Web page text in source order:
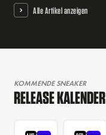
Alle Artikel anzeigen
KOMMENDE SNEAKER
RELEASE KALENDER